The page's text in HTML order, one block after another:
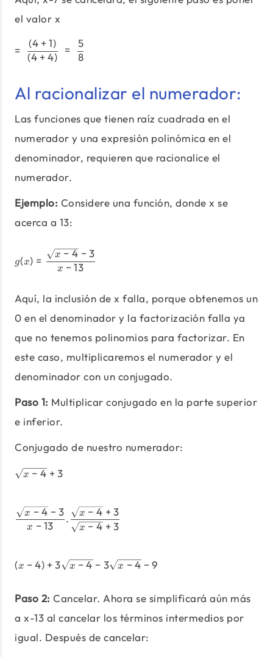
el valor x
=
(4 + 4)
(4 + 1)
=
8
5
Al racionalizar el numerador:
Las funciones que tienen raíz cuadrada en el
numerador y una expresión polinómica en el
denominador, requieren que racionalice el
numerador.
Ejemplo: Considere una función, donde x se
acerca a 13:
g(x) =
x − 13
x −4 −3
Aquí, la inclusión de x falla, porque obtenemos un
0 en el denominador y la factorización falla ya
que no tenemos polinomios para factorizar. En
este caso, multiplicaremos el numerador y el
denominador con un conjugado.
Paso 1: Multiplicar conjugado en la parte superior
e inferior.
Conjugado de nuestro numerador:
x −4 +3
x −13
x −4 − 3
.
x −4 +3
x −4 +3
(x-4)+3\sqrt{x-4}-3\sqrt{x-
(x −4) +3 x − 4 − 3 x −4 −9
Paso 2: Cancelar. Ahora se simplificará aún más
a x-13 al cancelar los términos intermedios por
igual. Después de cancelar: